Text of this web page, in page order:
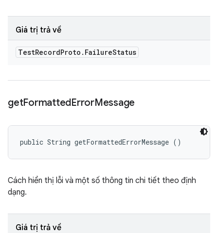
Giá trị trả về
TestRecordProto . FailureStatus
getFormattedErrorMessage
public String getFormattedErrorMessage ()
Cách hiển thị lỗi và một số thông tin chi tiết theo định
dạng.
Giá trị trả về